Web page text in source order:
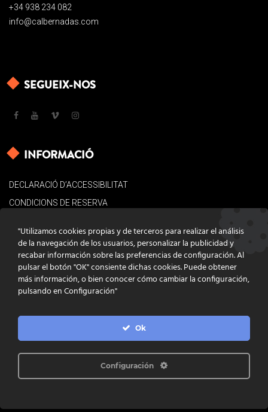
+34 938 234 082
info@calbernadas.com
SEGUEIX-NOS
INFORMACIÓ
DECLARACIÓ D’ACCESSIBILITAT
CONDICIONS DE RESERVA
POLÍTICA DE COOKIES
CONTACTE
PROGRAMACIÓ INFOACTIVA'T
"Utilizamos cookies propias y de terceros para realizar el análisis
de la navegación de los usuarios, personalizar la publicidad y
recabar información sobre las preferencias de configuración. Al
pulsar el botón "OK" consiente dichas cookies. Puede obtener
más información, o bien conocer cómo cambiar la configuración,
pulsando en Configuración"
Ok
Configuración